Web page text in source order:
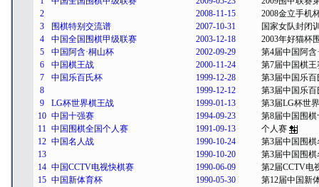
2
2008-11-15
2008金立手机
3
围棋特别交流谱 2007-10-31
国家女队封闭
4
中国全国围棋甲级联赛 2003-12-18
2003年好猫杯
5
中国阿含·桐山杯 2002-09-29
第4届中国阿含
6
中国棋王战 2000-11-24
第7届中国棋
7
中国乐百氏杯 1999-12-28
第3届中国乐
8
1999-12-12
第3届中国乐
9
LG杯世界棋王战 1999-01-13
第3届LG杯世
10 中国十强赛 1994-09-23
第8届中国围棋
11 中国围棋全国个人赛 1991-09-13
个人赛
12 中国名人战 1990-10-24
第3届中国围
13
1990-10-20
第3届中国围
14 中国CCTV电视快棋赛 1990-06-09
第2届CCTV电
15 中国新体育杯 1990-05-30
第12届中国新